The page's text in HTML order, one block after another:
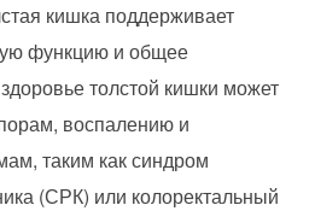
кишка поддерживает
функцию и общее
толстой кишки может
воспалению и
таким как синдром
(СРК) или колоректальный